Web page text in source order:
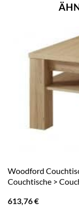
Woodford
Couchtische >
613,76€